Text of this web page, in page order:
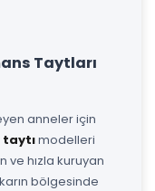
Taytları
anneler için
taytımodelleri
ve hızla kuruyan
bölgesinde